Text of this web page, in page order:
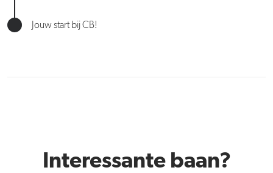
Jouw start bij CB!
Interessante baan?